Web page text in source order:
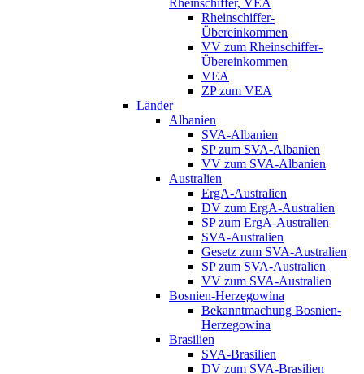
Rheinschiffer-
Übereinkommen
VV zum Rheinschiffer-
Übereinkommen
VEA
ZP zum VEA
Länder
Albanien
SVA-Albanien
SP zum SVA-Albanien
VV zum SVA-Albanien
Australien
ErgA-Australien
DV zum ErgA-Australien
SP zum ErgA-Australien
SVA-Australien
Gesetz zum SVA-Australien
SP zum SVA-Australien
VV zum SVA-Australien
Bosnien-Herzegowina
Bekanntmachung Bosnien-
Herzegowina
Brasilien
SVA-Brasilien
DV zum SVA-Brasilien